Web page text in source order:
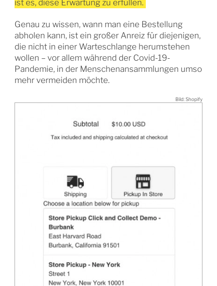
ist es, diese Erwartung zu erfüllen.
Genau zu wissen, wann man eine Bestellung
abholen kann, ist ein großer Anreiz für diejenigen,
die nicht in einer Warteschlange herumstehen
wollen – vor allem während der Covid-19-
Pandemie, in der Menschenansammlungen umso
mehr vermeiden möchte.
Bild: Shopify